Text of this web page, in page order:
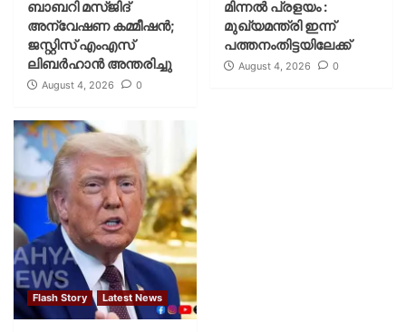
ബാബറി മസ്ജിദ്
അന്വേഷണ കമ്മീഷന്‍;
ജസ്റ്റിസ് എംഎസ്
ലിബര്‍ഹാന്‍ അന്തരിച്ചു
August 4, 2026 0
മിന്നല്‍ പ്രളയം :
മുഖ്യമന്ത്രി ഇന്ന്
പത്തനംതിട്ടയിലേക്ക്
August 4, 2026 0
Flash Story Latest News